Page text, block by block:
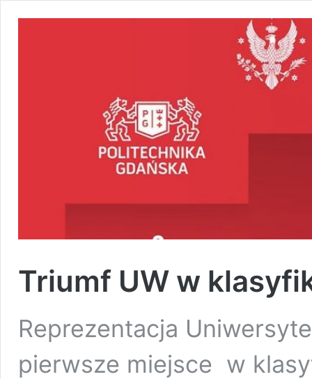
Triumf UW w
Reprezentacja
pierwsze miejsce w